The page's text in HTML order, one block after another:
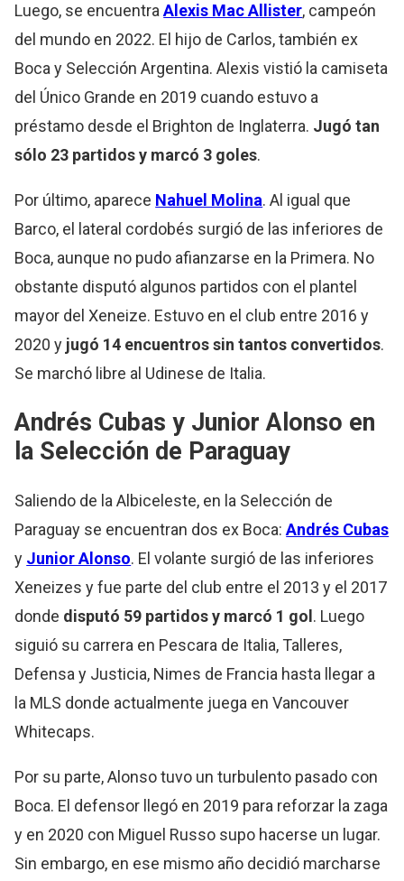
Luego, se encuentraAlexis Mac Allister, campeón
del mundo en 2022. El hijo de Carlos, también ex
Boca y Selección Argentina. Alexis vistió la camiseta
del Único Grande en 2019 cuando estuvo a
préstamo desde el Brighton de Inglaterra. Jugó tan
sólo 23 partidos y marcó 3 goles.
Por último, aparece Nahuel Molina. Al igual que
Barco, el lateral cordobés surgió de las inferiores de
Boca, aunque no pudo afianzarse en la Primera. No
obstante disputó algunos partidos con el plantel
mayor del Xeneize. Estuvo en el club entre 2016 y
2020 y jugó 14 encuentros sin tantos convertidos.
Se marchó libre al Udinese de Italia.
Andrés Cubas y Junior Alonso en
la Selección de Paraguay
Saliendo de la Albiceleste, en la Selección de
Paraguay se encuentran dos ex Boca:Andrés Cubas
y Junior Alonso. El volante surgió de las inferiores
Xeneizes y fue parte del club entre el 2013 y el 2017
donde disputó 59 partidos y marcó 1 gol. Luego
siguió su carrera en Pescara de Italia, Talleres,
Defensa y Justicia, Nimes de Francia hasta llegar a
la MLS donde actualmente juega en Vancouver
Whitecaps.
Por su parte, Alonso tuvo un turbulento pasado con
Boca. El defensor llegó en 2019 para reforzar la zaga
y en 2020 con Miguel Russo supo hacerse un lugar.
Sin embargo, en ese mismo año decidió marcharse